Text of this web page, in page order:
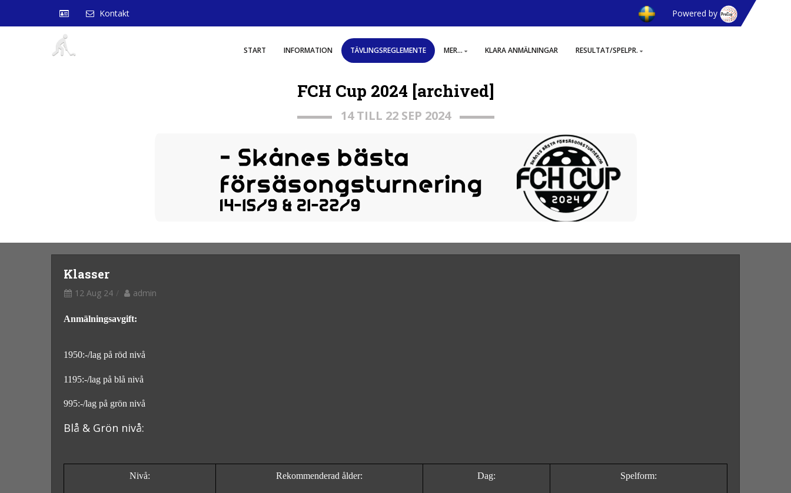
Kontakt Powered by
START INFORMATION TÄVLINGSREGLEMENTE MER... KLARA ANMÄLNINGAR RESULTAT/SPELPR.
FCH Cup 2024 [archived]
14 TILL 22 SEP 2024
Klasser
12 Aug 24 admin
Anmälningsavgift:
1950:-/lag på röd nivå
1195:-/lag på blå nivå
995:-/lag på grön nivå
Blå & Grön nivå:
Nivå: Rekommenderad ålder: Dag: Spelform: